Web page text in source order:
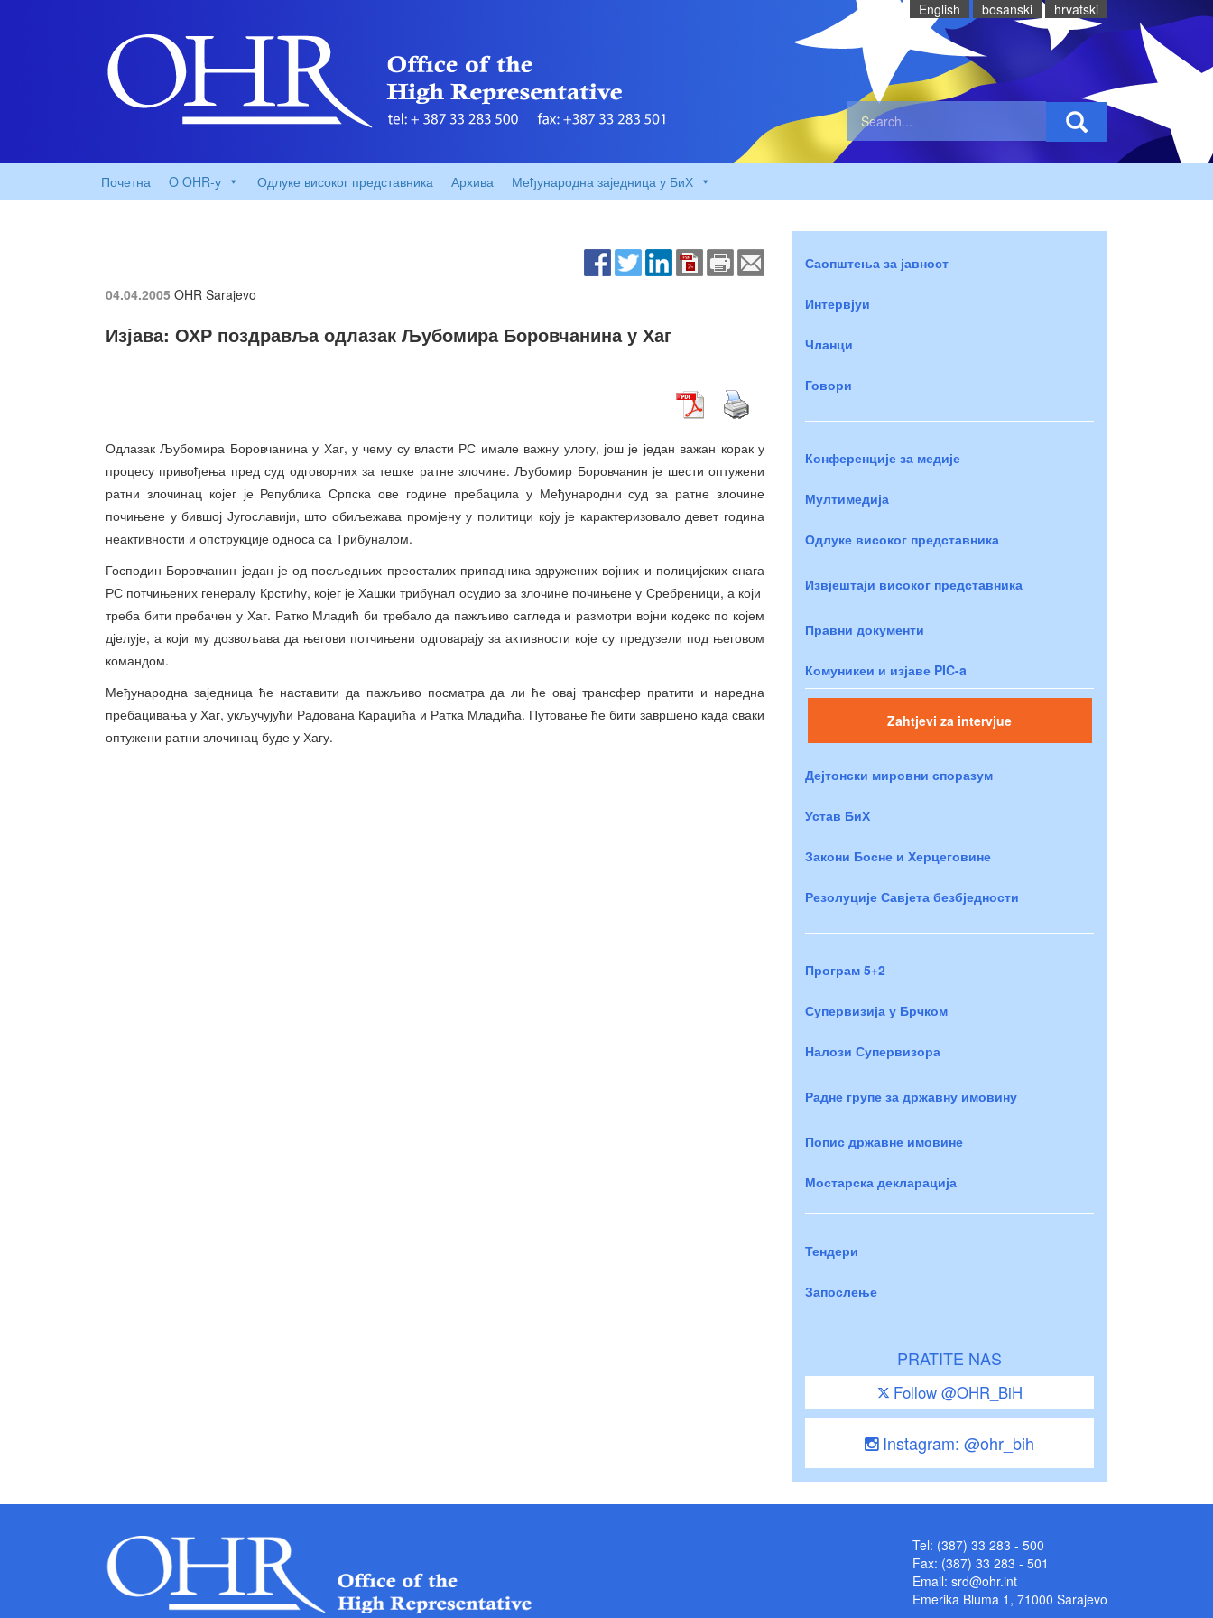
English bosanski hrvatski
Почетна O OHR-у Одлуке високог представника Архива Међународна заједница у БиХ
04.04.2005 OHR Sarajevo
Изјава: ОХР поздравља одлазак Љубомира Боровчанина у Хаг
Одлазак Љубомира Боровчанина у Хаг, у чему су власти РС имале важну улогу, још је један важан корак у
процесу привођења пред суд одговорних за тешке ратне злочине. Љубомир Боровчанин је шести оптужени
ратни злочинац којег је Република Српска ове године пребацила у Међународни суд за ратне злочине
почињене у бившој Југославији, што обиљежава промјену у политици коју је карактеризовало девет година
неактивности и опструкције односа са Трибуналом.
Господин Боровчанин један је од посљедњих преосталих припадника здружених војних и полицијских снага
РС потчињених генералу Крстићу, којег је Хашки трибунал осудио за злочине почињене у Сребреници, а који
треба бити пребачен у Хаг. Ратко Младић би требало да пажљиво сагледа и размотри војни кодекс по којем
дјелује, а који му дозвољава да његови потчињени одговарају за активности које су предузели под његовом
командом.
Међународна заједница ће наставити да пажљиво посматра да ли ће овај трансфер пратити и наредна
пребацивања у Хаг, укључујући Радована Караџића и Ратка Младића. Путовање ће бити завршено када сваки
оптужени ратни злочинац буде у Хагу.
Саопштења за јавност
Интервјуи
Чланци
Говори
Конференције за медије
Мултимедија
Одлуке високог представника
Извјештаји високог представника
Правни документи
Комуникеи и изјаве PIC-a
Zahtjevi za intervjue
Дејтонски мировни споразум
Устав БиХ
Закони Босне и Херцеговине
Резолуције Савјета безбједности
Програм 5+2
Супервизија у Брчком
Налози Супервизора
Радне групе за државну имовину
Попис државне имовине
Мостарска декларација
Тендери
Запослење
PRATITE NAS
Follow @OHR_BiH
Instagram: @ohr_bih
Tel: (387) 33 283 - 500
Fax: (387) 33 283 - 501
Email: srd@ohr.int
Emerika Bluma 1, 71000 Sarajevo